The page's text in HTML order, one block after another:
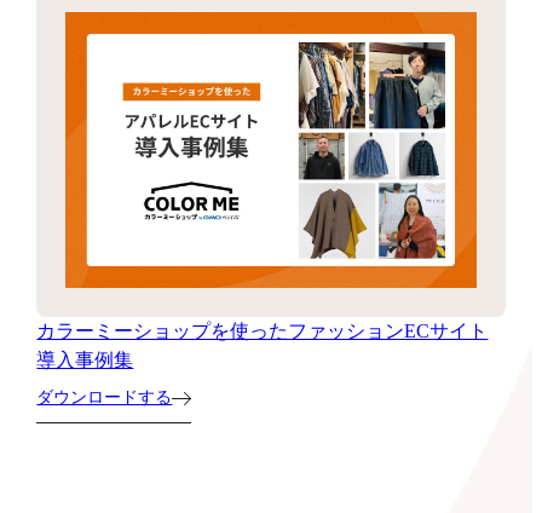
カラーミーショップを使ったファッションECサイト
導入事例集
ダウンロードする